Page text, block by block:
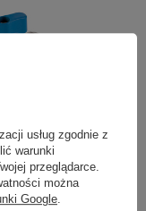
kulowy do rur
wkrętny,
uchwyt, 1-2", F-
usług zgodnie z
warunki
przeglądarce.
można
Google.